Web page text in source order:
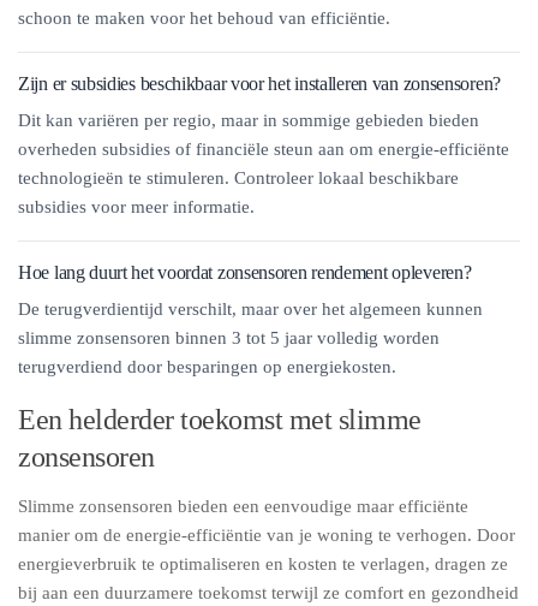
schoon te maken voor het behoud van efficiëntie.
Zijn er subsidies beschikbaar voor het installeren van zonsensoren?
Dit kan variëren per regio, maar in sommige gebieden bieden
overheden subsidies of financiële steun aan om energie-efficiënte
technologieën te stimuleren. Controleer lokaal beschikbare
subsidies voor meer informatie.
Hoe lang duurt het voordat zonsensoren rendement opleveren?
De terugverdientijd verschilt, maar over het algemeen kunnen
slimme zonsensoren binnen 3 tot 5 jaar volledig worden
terugverdiend door besparingen op energiekosten.
Een helderder toekomst met slimme
zonsensoren
Slimme zonsensoren bieden een eenvoudige maar efficiënte
manier om de energie-efficiëntie van je woning te verhogen. Door
energieverbruik te optimaliseren en kosten te verlagen, dragen ze
bij aan een duurzamere toekomst terwijl ze comfort en gezondheid